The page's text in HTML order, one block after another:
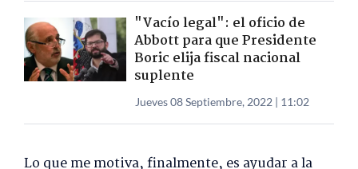
"Vacío legal": el oficio de
Abbott para que Presidente
Boric elija fiscal nacional
suplente
Jueves 08 Septiembre, 2022 | 11:02
Lo que me motiva, finalmente, es ayudar a la